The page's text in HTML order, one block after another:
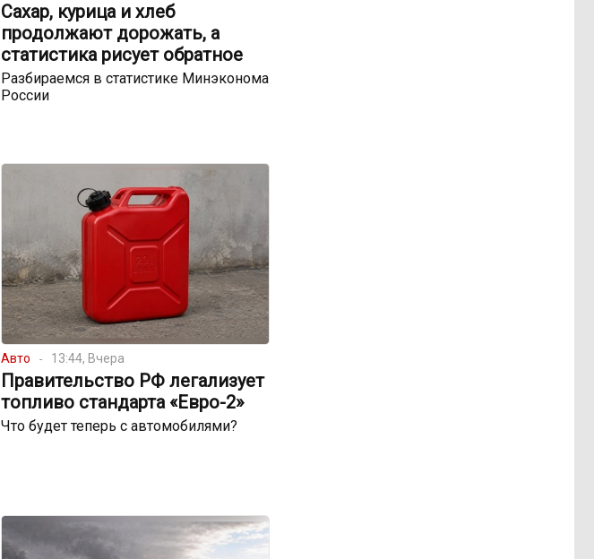
Сахар, курица и хлеб
продолжают дорожать, а
статистика рисует обратное
Разбираемся в статистике Минэконома
России
Авто 13:44, Вчера
Правительство РФ легализует
топливо стандарта «Евро-2»
Что будет теперь с автомобилями?